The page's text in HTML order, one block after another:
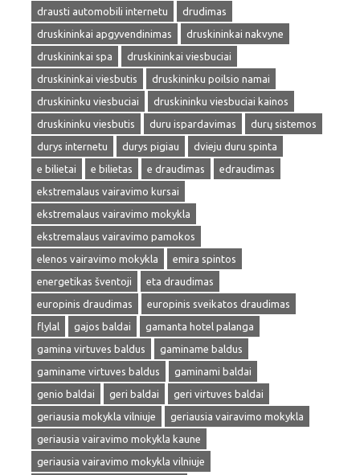
drausti automobili internetu
drudimas
druskininkai apgyvendinimas
druskininkai nakvyne
druskininkai spa
druskininkai viesbuciai
druskininkai viesbutis
druskininku poilsio namai
druskininku viesbuciai
druskininku viesbuciai kainos
druskininku viesbutis
duru ispardavimas
durų sistemos
durys internetu
durys pigiau
dvieju duru spinta
e bilietai
e bilietas e draudimas
edraudimas
ekstremalaus vairavimo kursai
ekstremalaus vairavimo mokykla
ekstremalaus vairavimo pamokos
elenos vairavimo mokykla
emira spintos
energetikas šventoji
eta draudimas
europinis draudimas
europinis sveikatos draudimas
flylal
gajos baldai
gamanta hotel palanga
gamina virtuves baldus
gaminame baldus
gaminame virtuves baldus
gaminami baldai
genio baldai
geri baldai
geri virtuves baldai
geriausia mokykla vilniuje
geriausia vairavimo mokykla
geriausia vairavimo mokykla kaune
geriausia vairavimo mokykla vilniuje